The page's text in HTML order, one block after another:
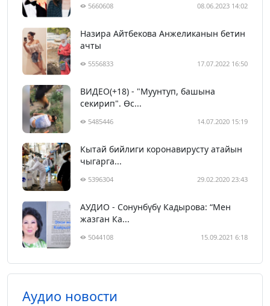
5660608 08.06.2023 14:02
Назира Айтбекова Анжеликанын бетин
ачты
5556833 17.07.2022 16:50
ВИДЕО(+18) - "Муунтуп, башына
секирип". Өс...
5485446 14.07.2020 15:19
Кытай бийлиги коронавирусту атайын
чыгарга...
5396304 29.02.2020 23:43
АУДИО - Сонунбүбү Кадырова: “Мен
жазган Ка...
5044108 15.09.2021 6:18
Аудио новости